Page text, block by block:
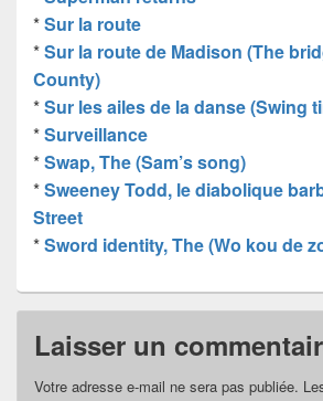
*Sur la route
*Sur la route de Madison (The
County)
*Sur les ailes de la danse (Swing
*Surveillance
*Swap, The (Sam’s song)
*Sweeney Todd, le diabolique
Street
*Sword identity, The (Wo kou de
Laisser un
Votre adresse e-mail ne sera pas publiée.